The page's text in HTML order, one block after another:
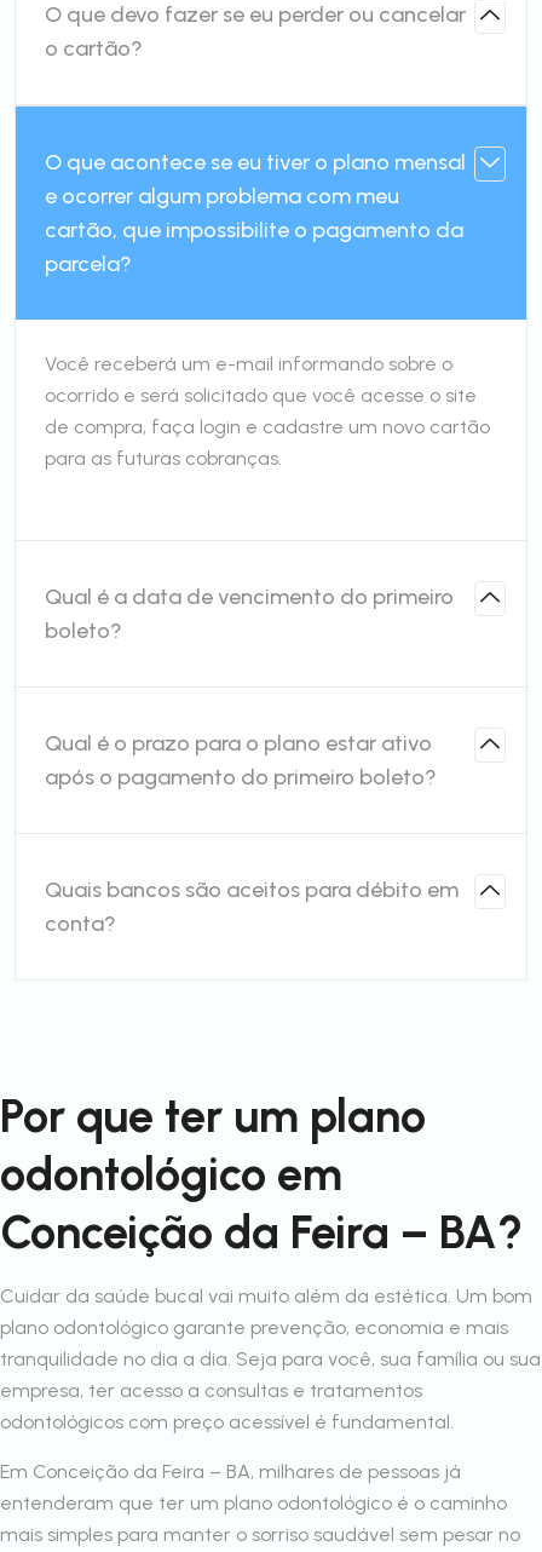
O que devo fazer se eu perder ou cancelar
o cartão?
O que acontece se eu tiver o plano mensal
e ocorrer algum problema com meu
cartão, que impossibilite o pagamento da
parcela?
Você receberá um e-mail informando sobre o
ocorrido e será solicitado que você acesse o site
de compra, faça login e cadastre um novo cartão
para as futuras cobranças.
Qual é a data de vencimento do primeiro
boleto?
Qual é o prazo para o plano estar ativo
após o pagamento do primeiro boleto?
Quais bancos são aceitos para débito em
conta?
Por que ter um plano
odontológico em
Conceição da Feira – BA?
Cuidar da saúde bucal vai muito além da estética. Um bom
plano odontológico garante prevenção, economia e mais
tranquilidade no dia a dia. Seja para você, sua família ou sua
empresa, ter acesso a consultas e tratamentos
odontológicos com preço acessível é fundamental.
Em Conceição da Feira – BA, milhares de pessoas já
entenderam que ter um plano odontológico é o caminho
mais simples para manter o sorriso saudável sem pesar no